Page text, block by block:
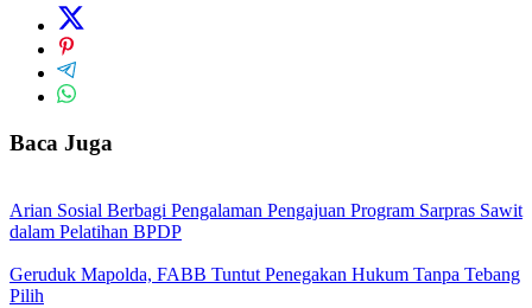
Baca Juga
Arian Sosial Berbagi Pengalaman Pengajuan Program Sarpras Sawit
dalam Pelatihan BPDP
Geruduk Mapolda, FABB Tuntut Penegakan Hukum Tanpa Tebang
Pilih